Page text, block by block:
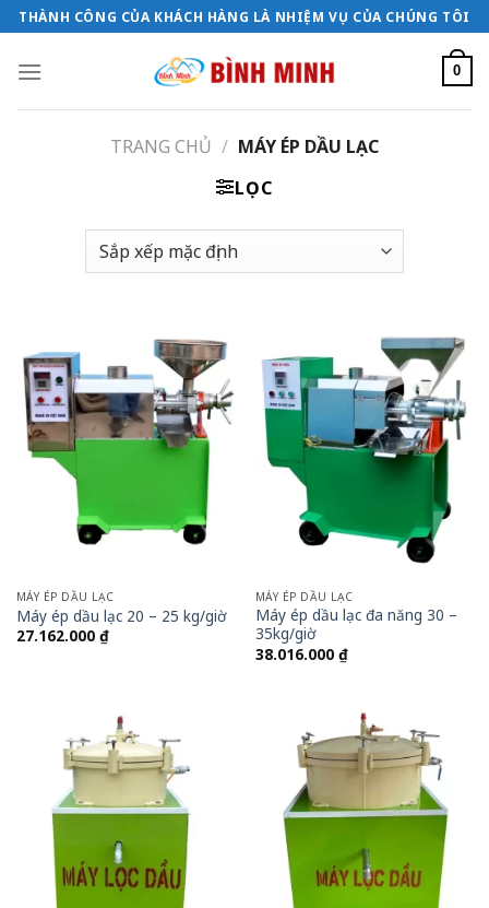
Bỏ
qua
nội
THÀNH CÔNG CỦA KHÁCH HÀNG LÀ NHIỆM VỤ CỦA CHÚNG TÔI
0
TRANG CHỦ / MÁY ÉP DẦU LẠC
LỌC
MÁY ÉP DẦU LẠC
Máy ép dầu lạc 20 – 25 kg/giờ
27.162.000 ₫
MÁY ÉP DẦU LẠC
Máy ép dầu lạc đa năng 30 –
35kg/giờ
38.016.000 ₫